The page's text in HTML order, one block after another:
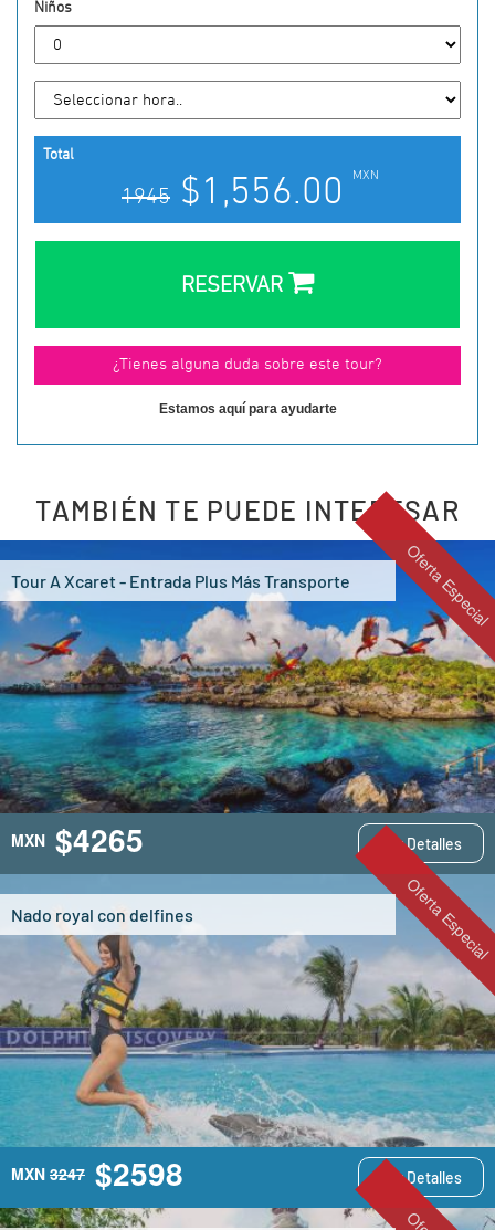
Niños
Total
1945 $1,556.00 MXN
RESERVAR
Estamos aquí para ayudarte
TAMBIÉN TE PUEDE INTERESAR
Oferta Especial
Tour A Xcaret - Entrada Plus Más Transporte
MXN $4265 Ver Detalles
Oferta Especial
Nado royal con delfines
MXN 3247 $2598 Ver Detalles